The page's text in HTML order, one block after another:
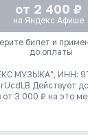
от 2 400 ₽
на Яндекс Афише
билет и
до оплаты
МУЗЫКА", ИНН:
Действует
от 3 000 ₽ на это